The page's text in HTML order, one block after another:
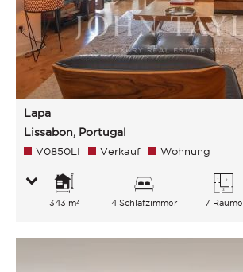
Lapa
Lissabon, Portugal
V0850LI Verkauf Wohnung
343 m² 4 Schlafzimmer 7 Räume